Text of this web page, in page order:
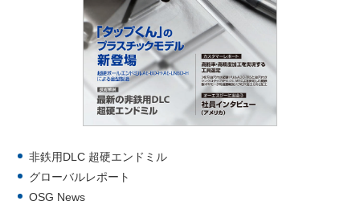
非鉄用DLC 超硬エンドミル
グローバルレポート
OSG News